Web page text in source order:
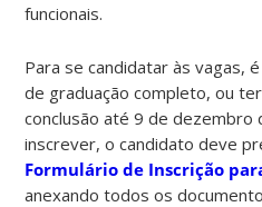
funcionais.
Para se candidatar às vagas,
de graduação completo, ou
conclusão até 9 de dezembro
inscrever, o candidato deve
Formulário de Inscrição
anexando todos os